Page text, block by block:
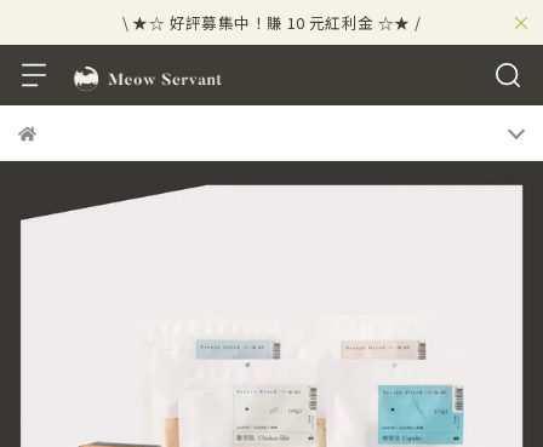
×
\ ★☆ 好評募集中！賺 10 元紅利金 ☆★ /
⟡⣠𝘄𝗲𝗹𝗰𝗼𝗺𝗲 ⁘ 新會員贈 50 元紅利金
\ ★☆ 好評募集中！賺 10 元紅利金 ☆★ /